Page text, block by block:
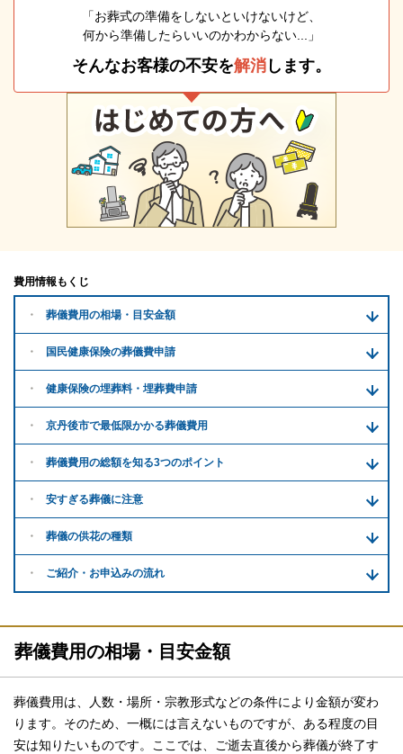
「お葬式の準備をしないといけないけど、
何から準備したらいいのかわからない...」
そんなお客様の不安を解消 します。
費用情報もくじ
葬儀費用の相場・目安金額
国民健康保険の葬儀費申請
健康保険の埋葬料・ 埋葬費申請
京丹後市で最低限かかる葬儀費用
葬儀費用の総額を知る3つのポイント
安すぎる葬儀に注意
葬儀の供花の種類
ご紹介・ お申込みの流れ
葬儀費用の相場・目安金額
葬儀費用は、人数・場所・宗教形式などの条件により金額が変わ
ります。そのため、一概には言えないものですが、ある程度の目
安は知りたいものです。ここでは、ご逝去直後から葬儀が終了す